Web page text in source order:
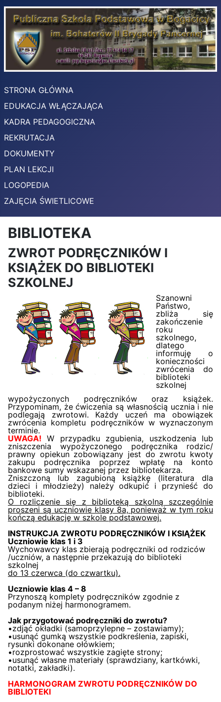
STRONA GŁÓWNA
EDUKACJA WŁĄCZAJĄCA
KADRA PEDAGOGICZNA
REKRUTACJA
DOKUMENTY
PLAN LEKCJI
LOGOPEDIA
ZAJĘCIA ŚWIETLICOWE
BIBLIOTEKA
ZWROT PODRĘCZNIKÓW I
KSIĄŻEK DO BIBLIOTEKI
SZKOLNEJ
Szanowni
Państwo,
zbliża się
zakończenie
roku
szkolnego,
dlatego
informuję o
konieczności
zwrócenia do
biblioteki
szkolnej
wypożyczonych podręczników oraz książek.
Przypominam, że ćwiczenia są własnością ucznia i nie
podlegają zwrotowi. Każdy uczeń ma obowiązek
zwrócenia kompletu podręczników w wyznaczonym
terminie.
UWAGA! W przypadku zgubienia, uszkodzenia lub
zniszczenia wypożyczonego podręcznika rodzic/
prawny opiekun zobowiązany jest do zwrotu kwoty
zakupu podręcznika poprzez wpłatę na konto
bankowe sumy wskazanej przez bibliotekarza.
Zniszczoną lub zagubioną książkę (literatura dla
dzieci i młodzieży) należy odkupić i przynieść do
biblioteki.
O rozliczenie się z biblioteką szkolną szczególnie
proszeni są uczniowie klasy 8a, ponieważ w tym roku
kończą edukację w szkole podstawowej.
INSTRUKCJA ZWROTU PODRĘCZNIKÓW I KSIĄŻEK
Uczniowie klas 1 i 3
Wychowawcy klas zbierają podręczniki od rodziców
/uczniów, a następnie przekazują do biblioteki
szkolnej
do 13 czerwca (do czwartku).
Uczniowie klas 4 – 8
Przynoszą komplety podręczników zgodnie z
podanym niżej harmonogramem.
Jak przygotować podręczniki do zwrotu?
•zdjąć okładki (samoprzylepne – zostawiamy);
•usunąć gumką wszystkie podkreślenia, zapiski,
rysunki dokonane ołówkiem;
•rozprostować wszystkie zagięte strony;
•usunąć własne materiały (sprawdziany, kartkówki,
notatki, zakładki).
HARMONOGRAM ZWROTU PODRĘCZNIKÓW DO
BIBLIOTEKI